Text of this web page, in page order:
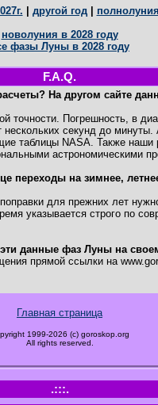
другой год|
новолуния в 2028 году
фазы Луны в 2028 году
F.A.Q.
На другом сайте
Погрешность, в
нескольких секунд до
таблицы NASA. Также наши
астрономическими
переходы на зимнее,
для прежних лет
указывается строго по
данные фаз Луны на
прямой ссылки на
Главная страница
1999-2026 (c) goroskop.org
All rights reserved.
.:::.